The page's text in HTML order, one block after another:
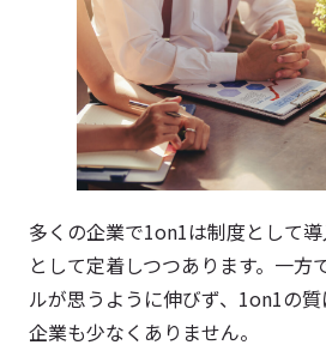
多くの企業で1on1は制度として
として定着しつつあります。一方
ルが思うように伸びず、1on1の
企業も少なくありません。